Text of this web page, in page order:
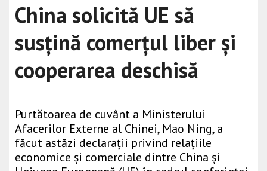
China solicită UE să
susțină comerțul liber și
cooperarea deschisă
Purtătoarea de cuvânt a Ministerului
Afacerilor Externe al Chinei, Mao Ning, a
făcut astăzi declarații privind relațiile
economice și comerciale dintre China și